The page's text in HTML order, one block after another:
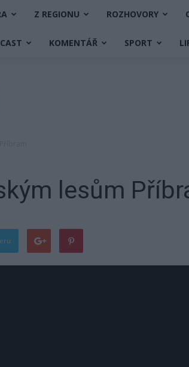
Z REGIONU ROZHOVORY
KOMENTÁŘ SPORT
lesům